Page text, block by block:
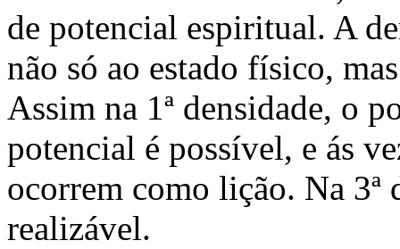
de potencial espiritual. A
não só ao estado físico,
Assim na 1ª densidade, o
potencial é possível, e ás
ocorrem como lição. Na 3ª
realizável.